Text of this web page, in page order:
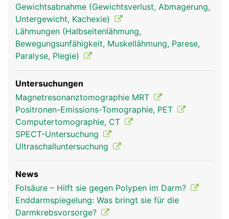
Gewichtsabnahme (Gewichtsverlust, Abmagerung,
Untergewicht, Kachexie)
Lähmungen (Halbseitenlähmung,
Bewegungsunfähigkeit, Muskellähmung, Parese,
Paralyse, Plegie)
Untersuchungen
Magnetresonanztomographie MRT
Positronen-Emissions-Tomographie, PET
Computertomographie, CT
SPECT-Untersuchung
Ultraschalluntersuchung
News
Folsäure – Hilft sie gegen Polypen im Darm?
Enddarmspiegelung: Was bringt sie für die
Darmkrebsvorsorge?